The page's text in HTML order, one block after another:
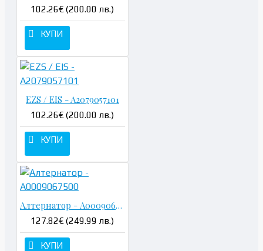
102.26€ (200.00 лв.)
КУПИ
EZS / EIS - A2079057101
102.26€ (200.00 лв.)
КУПИ
Алтернатор - A0009067500
127.82€ (249.99 лв.)
КУПИ